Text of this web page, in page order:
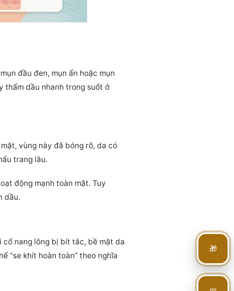
đầu đen, mụn ẩn hoặc mụn
thấm dầu nhanh trong suốt ở
vùng này đã bóng rõ, da có
trang lâu.
động mạnh toàn mặt. Tuy
dầu.
cổ nang lông bị bít tắc, bề mặt da
“se khít hoàn toàn” theo nghĩa
🎁